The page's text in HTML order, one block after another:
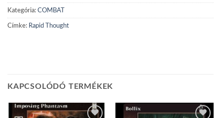
Kategória: COMBAT
Címke: Rapid Thought
KAPCSOLÓDÓ TERMÉKEK